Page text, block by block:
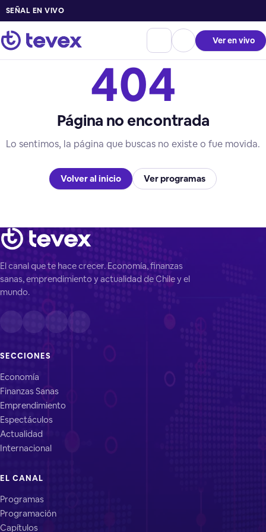
SEÑAL EN VIVO
Ver en vivo
404
Página no encontrada
Lo sentimos, la página que buscas no existe o fue movida.
Volver al inicio Ver programas
El canal que te hace crecer. Economía, finanzas
sanas, emprendimiento y actualidad de Chile y el
mundo.
SECCIONES
Economía
Finanzas Sanas
Emprendimiento
Espectáculos
Actualidad
Internacional
EL CANAL
Programas
Programación
Capítulos